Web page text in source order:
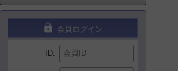
lock 会員ログイン
ID